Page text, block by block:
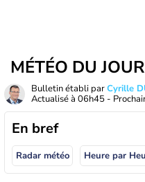
MÉTÉO DU JOUR
Bulletin établi parCyrille
Actualisé à 06h45 -
En bref
Radar météo Heure par